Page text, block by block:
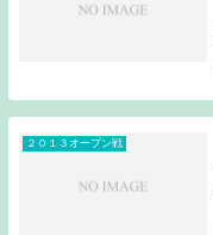
２０１３オープン戦